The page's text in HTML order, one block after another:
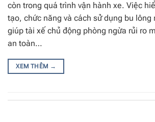
còn trong quá trình vận hành xe. Việc
tạo, chức năng và cách sử dụng bu lông
giúp tài xế chủ động phòng ngừa rủi ro
an toàn…
XEM THÊM →